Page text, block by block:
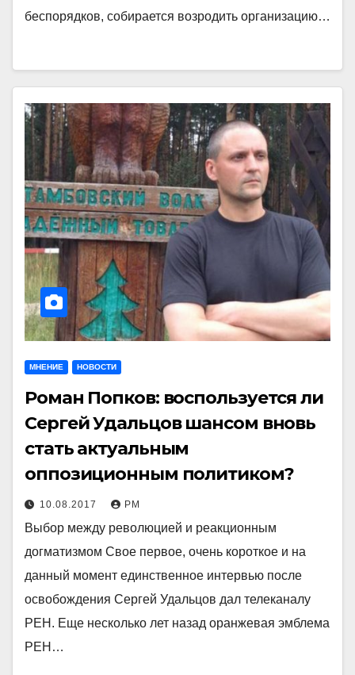
беспорядков, собирается возродить организацию…
МНЕНИЕ НОВОСТИ
Роман Попков: воспользуется ли
Сергей Удальцов шансом вновь
стать актуальным
оппозиционным политиком?
10.08.2017 РМ
Выбор между революцией и реакционным
догматизмом Свое первое, очень короткое и на
данный момент единственное интервью после
освобождения Сергей Удальцов дал телеканалу
РЕН. Еще несколько лет назад оранжевая эмблема
РЕН…